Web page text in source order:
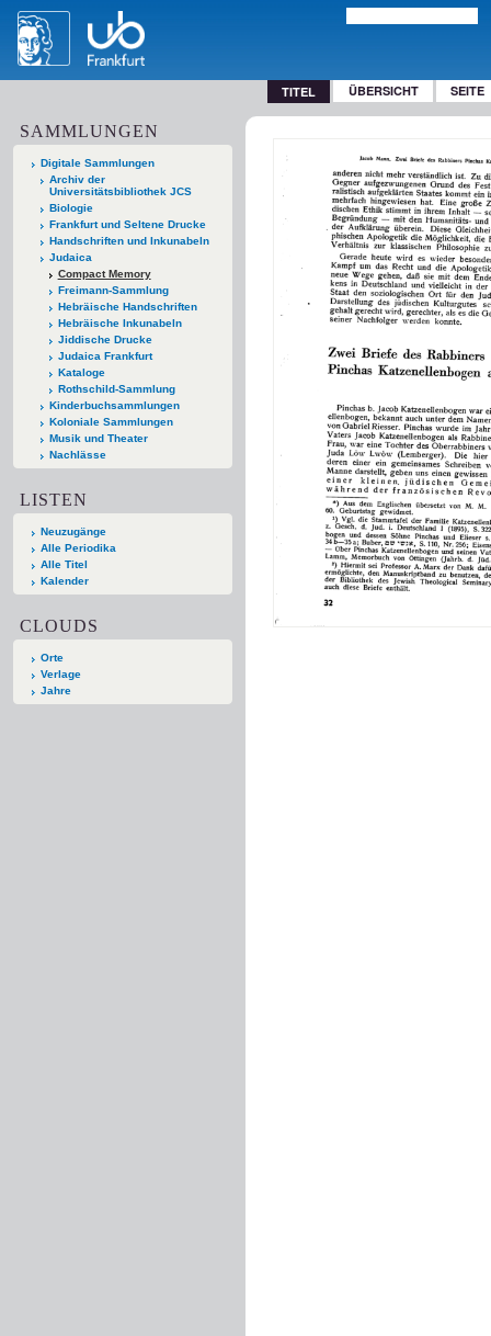
TITEL ÜBERSICHT SEITE
SAMMLUNGEN
Digitale Sammlungen
Archiv der
Universitätsbibliothek JCS
Biologie
Frankfurt und Seltene Drucke
Handschriften und Inkunabeln
Judaica
Compact Memory
Freimann-Sammlung
Hebräische Handschriften
Hebräische Inkunabeln
Jiddische Drucke
Judaica Frankfurt
Kataloge
Rothschild-Sammlung
Kinderbuchsammlungen
Koloniale Sammlungen
Musik und Theater
Nachlässe
LISTEN
Neuzugänge
Alle Periodika
Alle Titel
Kalender
CLOUDS
Orte
Verlage
Jahre